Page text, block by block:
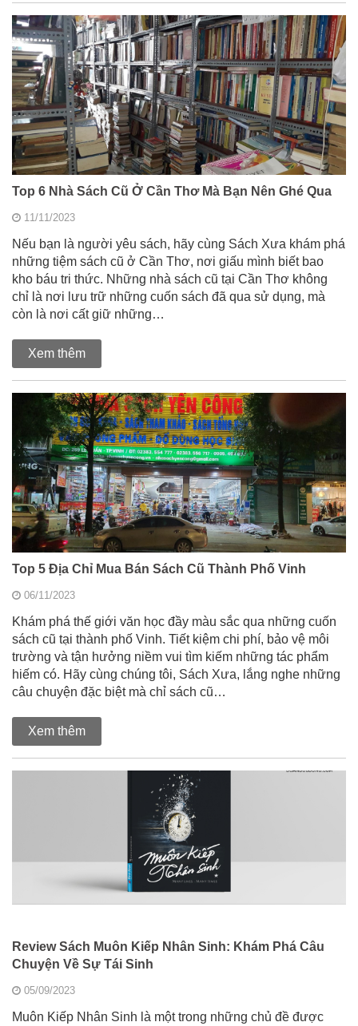
Top 6 Nhà Sách Cũ Ở Cần Thơ Mà Bạn Nên Ghé Qua
11/11/2023
Nếu bạn là người yêu sách, hãy cùng Sách Xưa khám phá
những tiệm sách cũ ở Cần Thơ, nơi giấu mình biết bao
kho báu tri thức. Những nhà sách cũ tại Cần Thơ không
chỉ là nơi lưu trữ những cuốn sách đã qua sử dụng, mà
còn là nơi cất giữ những…
Xem thêm
Top 5 Địa Chỉ Mua Bán Sách Cũ Thành Phố Vinh
06/11/2023
Khám phá thế giới văn học đầy màu sắc qua những cuốn
sách cũ tại thành phố Vinh. Tiết kiệm chi phí, bảo vệ môi
trường và tận hưởng niềm vui tìm kiếm những tác phẩm
hiếm có. Hãy cùng chúng tôi, Sách Xưa, lắng nghe những
câu chuyện đặc biệt mà chỉ sách cũ…
Xem thêm
Review Sách Muôn Kiếp Nhân Sinh: Khám Phá Câu
Chuyện Về Sự Tái Sinh
05/09/2023
Muôn Kiếp Nhân Sinh là một trong những chủ đề được